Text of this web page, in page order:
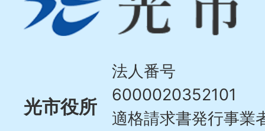
市
Hikari
光市役所
法人番号
6000020352101
適格請求書発行事業